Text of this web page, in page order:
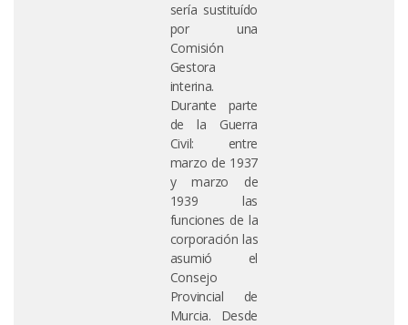
sería sustituído
por una
Comisión
Gestora
interina.
Durante parte
de la Guerra
Civil: entre
marzo de 1937
y marzo de
1939 las
funciones de la
corporación las
asumió el
Consejo
Provincial de
Murcia. Desde